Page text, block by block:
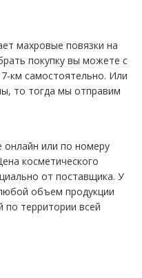
махровые повязки на
покупку вы можете с
км самостоятельно. Или
то тогда мы отправим
или по номеру
косметического
от поставщика. У
объем продукции
территории всей